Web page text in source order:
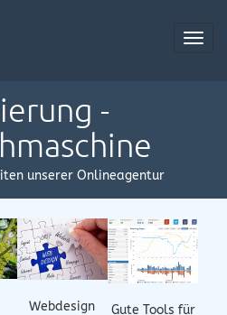
-
unserer Onlineagentur
Webdesign
Gute Tools für